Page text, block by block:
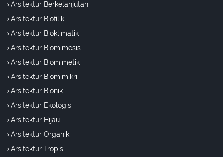
Arsitektur Berkelanjutan
Arsitektur Biofilik
Arsitektur Bioklimatik
Arsitektur Biomimesis
Arsitektur Biomimetik
Arsitektur Biomimikri
Arsitektur Bionik
Arsitektur Ekologis
Arsitektur Hijau
Arsitektur Organik
Arsitektur Tropis